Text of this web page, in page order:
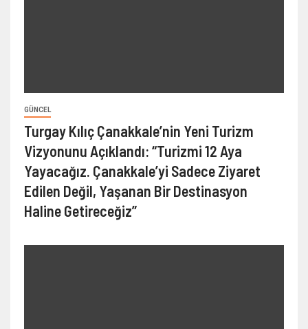
GÜNCEL
Turgay Kılıç Çanakkale’nin Yeni Turizm
Vizyonunu Açıklandı: “Turizmi 12 Aya
Yayacağız. Çanakkale’yi Sadece Ziyaret
Edilen Değil, Yaşanan Bir Destinasyon
Haline Getireceğiz”